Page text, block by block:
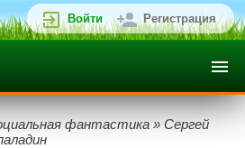
Войти Регистрация
фантастика » Сергей